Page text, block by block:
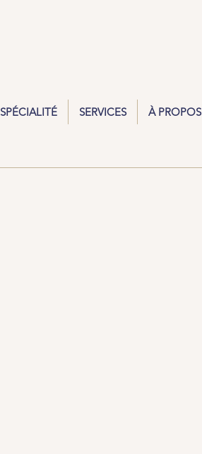
SPÉCIALITÉ SERVICES À PROPOS